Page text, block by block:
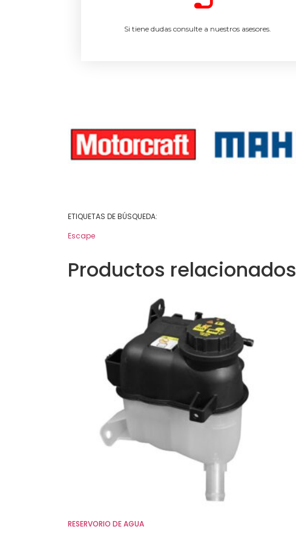
Si tiene dudas consulte a nuestros asesores.
ETIQUETAS DE BÚSQUEDA:
Escape
Productos relacionados
RESERVORIO DE AGUA